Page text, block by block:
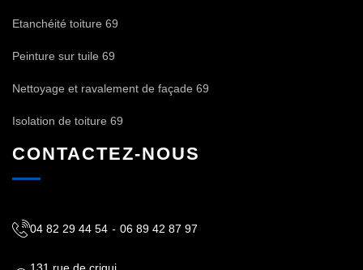
Etanchéité toiture 69
Peinture sur tuile 69
Nettoyage et ravalement de façade 69
Isolation de toiture 69
CONTACTEZ-NOUS
04 82 29 44 54 - 06 89 42 87 97
131 rue de criqui